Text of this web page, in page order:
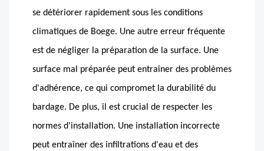
se détériorer rapidement sous les conditions
climatiques de Boege. Une autre erreur fréquente
est de négliger la préparation de la surface. Une
surface mal préparée peut entraîner des problèmes
d'adhérence, ce qui compromet la durabilité du
bardage. De plus, il est crucial de respecter les
normes d'installation. Une installation incorrecte
peut entraîner des infiltrations d'eau et des